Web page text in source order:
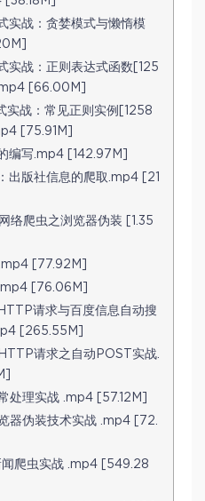
实战：贪婪模式与懒惰模
实战：正则表达式函数[125
[66.00M]
实战：常见正则实例[1258
[75.91M]
编写.mp4 [142.97M]
出版社信息的爬取.mp4 [21
络爬虫之浏览器伪装 [1.35
[77.92M]
[76.06M]
请求与百度信息自动搜
[265.55M]
请求之自动POST实战.
处理实战 .mp4 [57.12M]
器伪装技术实战 .mp4 [72.
爬虫实战 .mp4 [549.28